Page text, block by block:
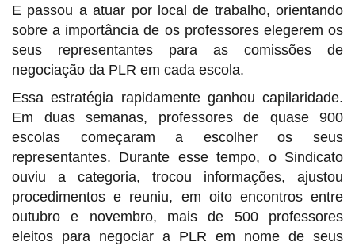
E passou a atuar por local de trabalho, orientando
sobre a importância de os professores elegerem os
seus representantes para as comissões de
negociação da PLR em cada escola.
Essa estratégia rapidamente ganhou capilaridade.
Em duas semanas, professores de quase 900
escolas começaram a escolher os seus
representantes. Durante esse tempo, o Sindicato
ouviu a categoria, trocou informações, ajustou
procedimentos e reuniu, em oito encontros entre
outubro e novembro, mais de 500 professores
eleitos para negociar a PLR em nome de seus